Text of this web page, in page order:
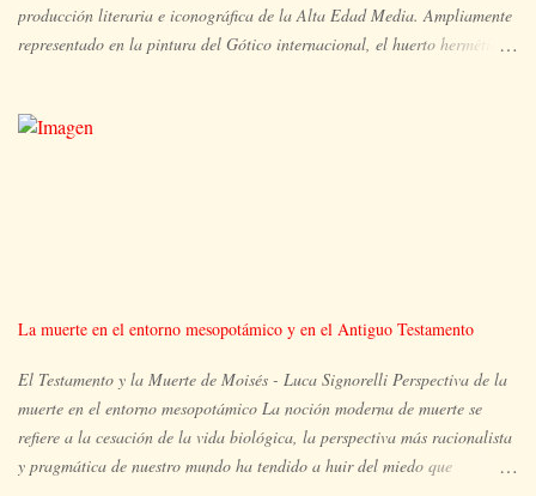
producción literaria e iconográfica de la Alta Edad Media. Ampliamente
representado en la pintura del Gótico internacional, el huerto hermético
también otras imágenes simbólicas de la plenitud de María y extraídas
cerrado, siguiendo la ruta que el símbolo nos invita a trazar, a trav...
La muerte en el entorno mesopotámico y en el Antiguo Testamento
El Testamento y la Muerte de Moisés - Luca Signorelli Perspectiva de la
muerte en el entorno mesopotámico La noción moderna de muerte se
refiere a la cesación de la vida biológica, la perspectiva más racionalista
y pragmática de nuestro mundo ha tendido a huir del miedo que